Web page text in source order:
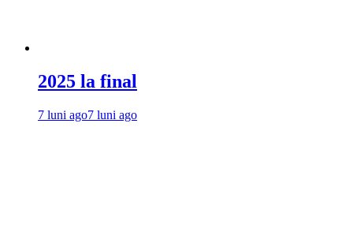
2025 la final
7 luni ago7 luni ago